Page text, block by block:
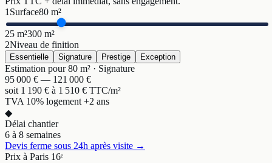
1Surface80 m²
25 m²300 m²
2Niveau de finition
Essentielle Signature Prestige Exception
Estimation pour80 m² · Signature
95 000 € — 121 000 €
soit 1 190 € à 1 510 € TTC/m²
TVA 10% logement +2 ans
◆
Délai chantier
6 à 8 semaines
Devis ferme sous 24h après visite →
Prix à Paris 16ᵉ